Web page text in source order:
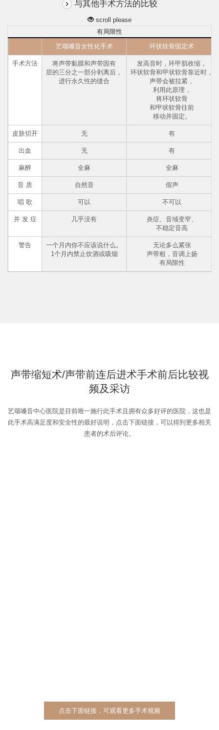
与其他手术方法的比较
scroll please
有局限性
艺颂嗓音女性化手术
环状软骨固定术
手术方法
将声带黏膜和声带固有
层的三分之一部分剥离后，
进行永久性的缝合
发高音时，环甲肌收缩，
环状软骨和甲状软骨靠近时，
声带会被拉紧，
利用此原理，
将环状软骨
和甲状软骨往前
移动并固定。
皮肤切开 无 有
出血 无 有
麻醉 全麻 全麻
音 质 自然音 假声
唱 歌 可以 不可以
并 发 症 几乎没有
炎症、音域变窄、
不稳定音高
警告
一个月内你不应该说什么。
1个月内禁止饮酒或吸烟
无论多么紧张
声带粗，音调上扬
有局限性
声带缩短术/声带前连后进术手术前后比较视
频及采访
艺颂嗓音中心医院是目前唯一施行此手术且拥有众多好评的医院，这也是
此手术高满足度和安全性的最好说明，点击下面链接，可以得到更多相关
患者的术后评论。
点击下面链接，可观看更多手术视频